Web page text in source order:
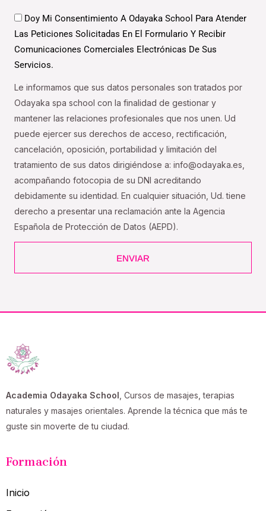
DatosDoy Mi Consentimiento A Odayaka School Para Atender
Las Peticiones Solicitadas En El Formulario Y Recibir
Comunicaciones Comerciales Electrónicas De Sus
Servicios.
Le informamos que sus datos personales son tratados por
Odayaka spa school con la finalidad de gestionar y
mantener las relaciones profesionales que nos unen. Ud
puede ejercer sus derechos de acceso, rectificación,
cancelación, oposición, portabilidad y limitación del
tratamiento de sus datos dirigiéndose a: info@odayaka.es,
acompañando fotocopia de su DNI acreditando
debidamente su identidad. En cualquier situación, Ud. tiene
derecho a presentar una reclamación ante la Agencia
Española de Protección de Datos (AEPD).
ENVIAR
Academia Odayaka School , Cursos de masajes, terapias
naturales y masajes orientales. Aprende la técnica que más te
guste sin moverte de tu ciudad.
Formación
Inicio